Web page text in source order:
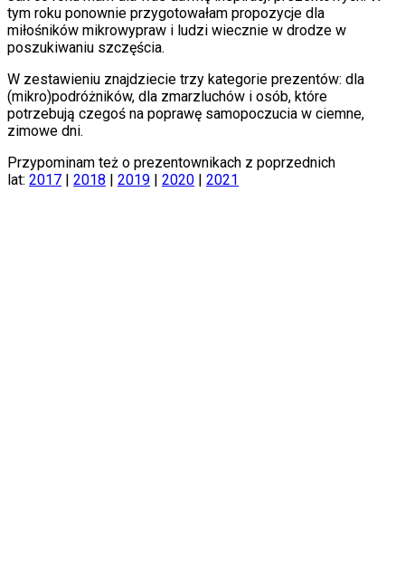
tym roku ponownie przygotowałam propozycje dla
miłośników mikrowypraw i ludzi wiecznie w drodze w
poszukiwaniu szczęścia.
W zestawieniu znajdziecie trzy kategorie prezentów: dla
(mikro)podróżników, dla zmarzluchów i osób, które
potrzebują czegoś na poprawę samopoczucia w ciemne,
zimowe dni.
Przypominam też o prezentownikach z poprzednich
lat: 2017 | 2018 | 2019 | 2020 | 2021